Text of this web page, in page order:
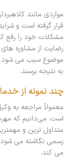
مواردی مانند
قرار گرفته است و
مشکلات خود را رفع
رضایت از مشاوره
موضوع سبب می شود تا
به نتیجه برسند.
چند نمونه از
معمولاً مراجعه به
است. می‌دانیم که
متداول ترین و
رسمی نگاشته می
می کند.